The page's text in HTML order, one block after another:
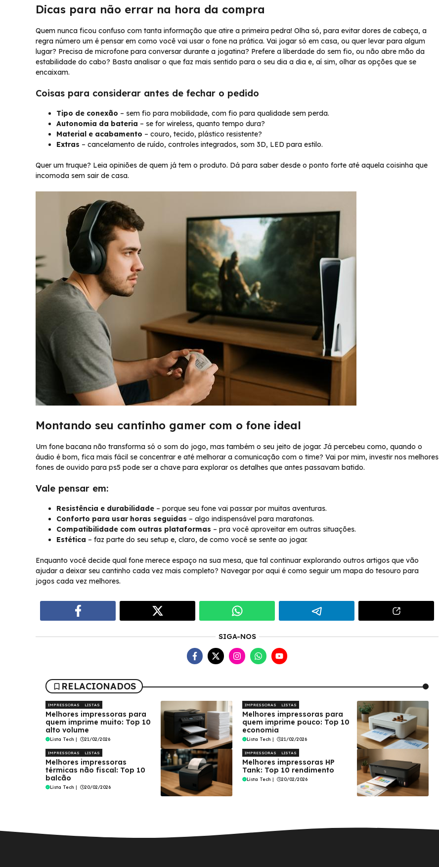
Dicas para não errar na hora da compra
Quem nunca ficou confuso com tanta informação que atire a primeira pedra! Olha só, para evitar dores de cabeça, a
regra número um é pensar em como você vai usar o fone na prática. Vai jogar só em casa, ou quer levar para algum
lugar? Precisa de microfone para conversar durante a jogatina? Prefere a liberdade do sem fio, ou não abre mão da
estabilidade do cabo? Basta analisar o que faz mais sentido para o seu dia a dia e, aí sim, olhar as opções que se
encaixam.
Coisas para considerar antes de fechar o pedido
Tipo de conexão – sem fio para mobilidade, com fio para qualidade sem perda.
Autonomia da bateria – se for wireless, quanto tempo dura?
Material e acabamento – couro, tecido, plástico resistente?
Extras – cancelamento de ruído, controles integrados, som 3D, LED para estilo.
Quer um truque? Leia opiniões de quem já tem o produto. Dá para saber desde o ponto forte até aquela coisinha que
incomoda sem sair de casa.
Montando seu cantinho gamer com o fone ideal
Um fone bacana não transforma só o som do jogo, mas também o seu jeito de jogar. Já percebeu como, quando o
áudio é bom, fica mais fácil se concentrar e até melhorar a comunicação com o time? Vai por mim, investir nos melhores
fones de ouvido para ps5 pode ser a chave para explorar os detalhes que antes passavam batido.
Vale pensar em:
Resistência e durabilidade – porque seu fone vai passar por muitas aventuras.
Conforto para usar horas seguidas – algo indispensável para maratonas.
Compatibilidade com outras plataformas – pra você aproveitar em outras situações.
Estética – faz parte do seu setup e, claro, de como você se sente ao jogar.
Enquanto você decide qual fone merece espaço na sua mesa, que tal continuar explorando outros artigos que vão
ajudar a deixar seu cantinho cada vez mais completo? Navegar por aqui é como seguir um mapa do tesouro para
jogos cada vez melhores.
SIGA-NOS
RELACIONADOS
IMPRESSORAS LISTAS
Melhores impressoras para
quem imprime muito: Top 10
alto volume
Lista Tech | 21/02/2026
IMPRESSORAS LISTAS
Melhores impressoras para
quem imprime pouco: Top 10
economia
Lista Tech | 21/02/2026
IMPRESSORAS LISTAS
Melhores impressoras
térmicas não fiscal: Top 10
balcão
Lista Tech | 20/02/2026
IMPRESSORAS LISTAS
Melhores impressoras HP
Tank: Top 10 rendimento
Lista Tech | 20/02/2026